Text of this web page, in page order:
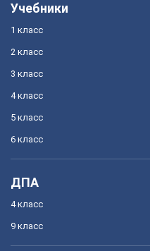
Учебники
1 класс
2 класс
3 класс
4 класс
5 класс
6 класс
ДПА
4 класс
9 класс